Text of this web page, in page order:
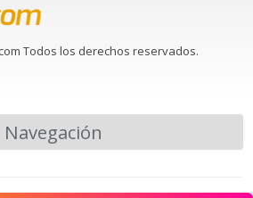
Todos los derechos reservados.
Navegación